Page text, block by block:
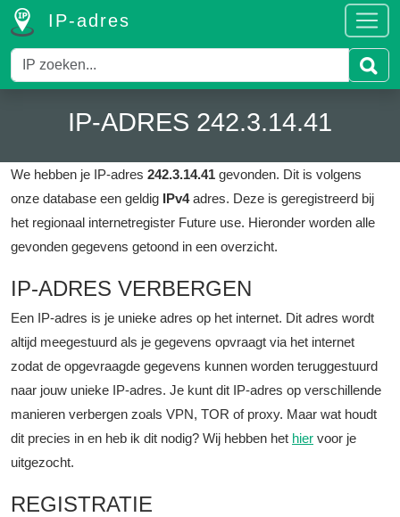
IP-adres
IP-ADRES 242.3.14.41
We hebben je IP-adres 242.3.14.41 gevonden. Dit is volgens
onze database een geldig IPv4adres. Deze is geregistreerd bij
het regionaal internetregister Future use. Hieronder worden alle
gevonden gegevens getoond in een overzicht.
IP-ADRES VERBERGEN
Een IP-adres is je unieke adres op het internet. Dit adres wordt
altijd meegestuurd als je gegevens opvraagt via het internet
zodat de opgevraagde gegevens kunnen worden teruggestuurd
naar jouw unieke IP-adres. Je kunt dit IP-adres op verschillende
manieren verbergen zoals VPN, TOR of proxy. Maar wat houdt
dit precies in en heb ik dit nodig? Wij hebben het hier voor je
uitgezocht.
REGISTRATIE